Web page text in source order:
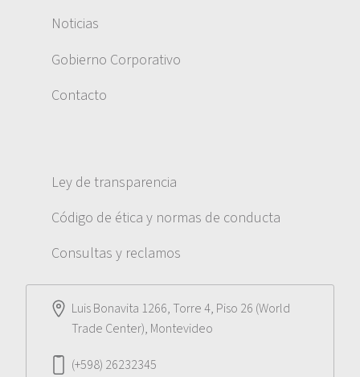
Noticias
Gobierno Corporativo
Contacto
Ley de transparencia
Código de ética y normas de conducta
Consultas y reclamos
Luis Bonavita 1266, Torre 4, Piso 26 (World
Trade Center), Montevideo
(+598) 26232345